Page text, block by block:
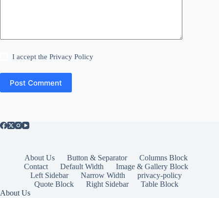
I accept thePrivacy Policy
Post Comment
About Us Button & Separator
Columns Block
Contact
Default Width
Image & Gallery Block
Left Sidebar
Narrow Width
privacy-policy
Quote Block
Right Sidebar
Table Block
About Us